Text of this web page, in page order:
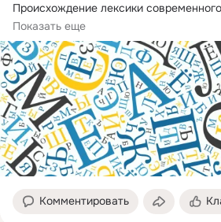
Происхождение лексики
Русский язык обладает огромным...
Показать еще
Комментировать